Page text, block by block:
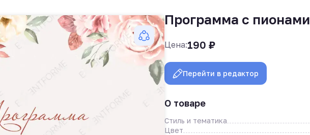
Программа с пионами
Цена:190 ₽
Перейти в редактор
О товаре
Стиль и тематика
Цвет